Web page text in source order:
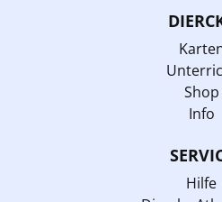
Shop
Info
Hilfe